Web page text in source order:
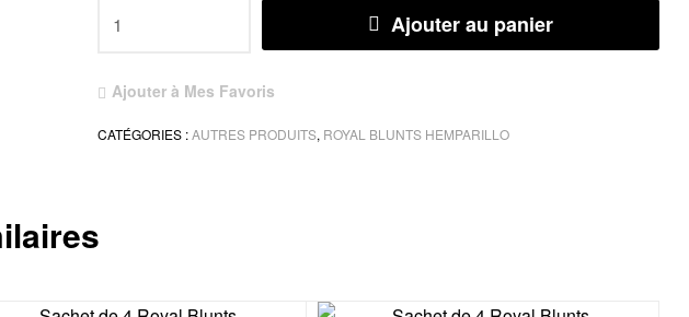
Ajouter au panier
Ajouter à Mes Favoris
CATÉGORIES :AUTRES PRODUITS, ROYAL BLUNTS HEMPARILLO